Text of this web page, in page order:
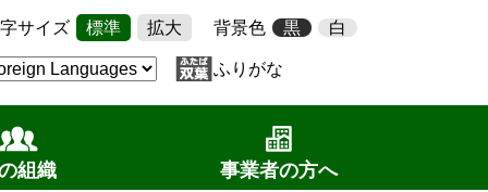
サイズ 標準 拡大 背景色 黒 白
ふりがな
組織 事業者の方へ